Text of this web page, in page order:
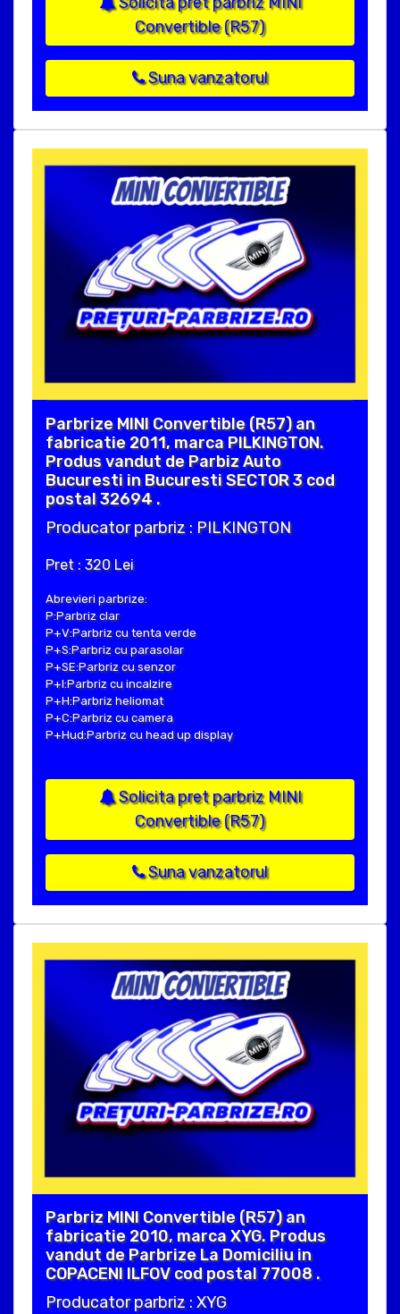
Convertible (R57)
Suna vanzatorul
Parbrize MINI Convertible (R57) an
fabricatie 2011, marca PILKINGTON.
Produs vandut de Parbiz Auto
Bucuresti in Bucuresti SECTOR 3 cod
postal 32694 .
Producator parbriz : PILKINGTON
Pret : 320 Lei
Abrevieri parbrize:
P:Parbriz clar
P+V:Parbriz cu tenta verde
P+S:Parbriz cu parasolar
P+SE:Parbriz cu senzor
P+I:Parbriz cu incalzire
P+H:Parbriz heliomat
P+C:Parbriz cu camera
P+Hud:Parbriz cu head up display
Solicita pret parbriz MINI
Convertible (R57)
Suna vanzatorul
Parbriz MINI Convertible (R57) an
fabricatie 2010, marca XYG. Produs
vandut de Parbrize La Domiciliu in
COPACENI ILFOV cod postal 77008 .
Producator parbriz : XYG